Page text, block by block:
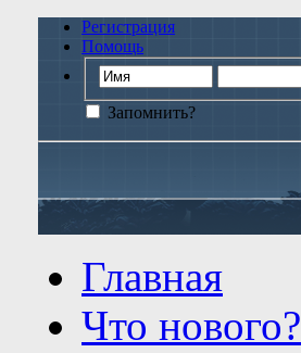
Регистрация
Помощь
Запомнить?
Главная
Что нового?